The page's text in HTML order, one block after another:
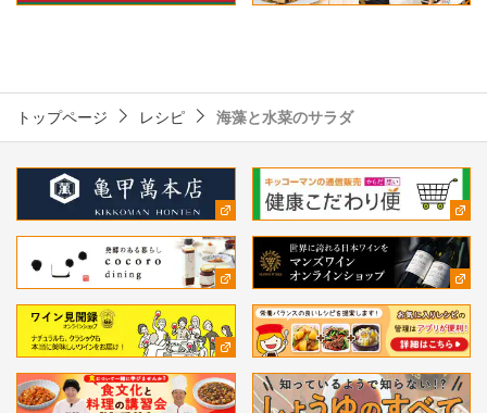
トップページ レシピ 海藻と水菜のサラダ